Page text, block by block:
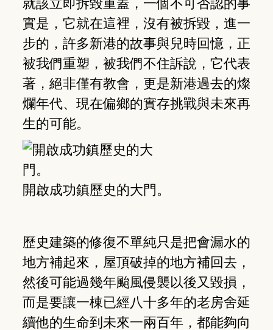
就該立即拆毀重蓋，一個不可否認的事
實是，它就在這裡，沒有被拆毀，進一
步的，許多新港的故事與兒時回憶，正
被我們重塑，被我們不住訴說，它代表
著，絕非僅有教會，更是新港過去的燦
爛年代、現在偏鄉的實存挑戰與未來再
生的可能。
開啟成功鎮歷史的大門。
歷史建築的修復不單純只是把會漏水的
地方補起來，屋頂破掉的地方補回去，
然後可能過幾年颱風侵襲以後又毀損，
而是要讓一棟已經八十多年的老房舍延
續他的生命到未來一兩百年，都能夠向